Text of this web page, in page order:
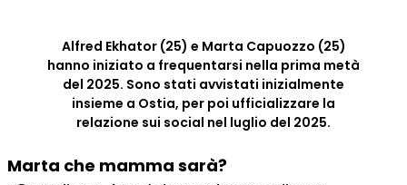
Alfred Ekhator (25) e Marta Capuozzo (25)
hanno iniziato a frequentarsi nella prima metà
del 2025. Sono stati avvistati inizialmente
insieme a Ostia, per poi ufficializzare la
relazione sui social nel luglio del 2025.
Marta che mamma sarà?